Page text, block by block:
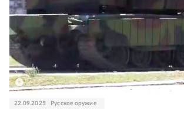
22.09.2025 Русское оружие